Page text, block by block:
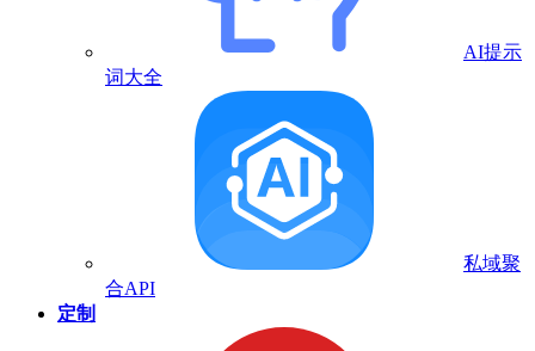
AI提示
词大全
私域聚
合API
定制